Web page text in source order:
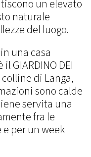
un elevato
naturale
del luogo.
una casa
GIARDINO DEI
di Langa,
sono calde
servita una
fra le
per un week